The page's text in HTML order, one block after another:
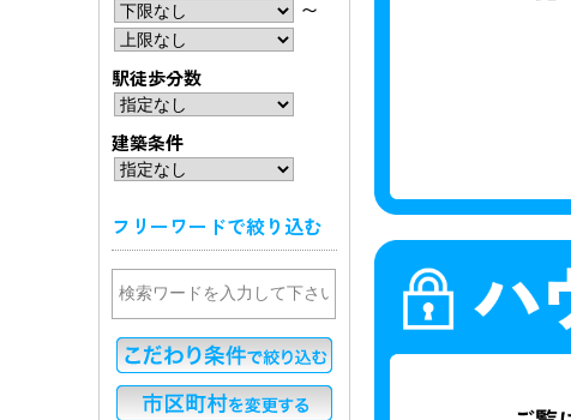
〜
駅徒歩分数
建築条件
フリーワードで絞り込む